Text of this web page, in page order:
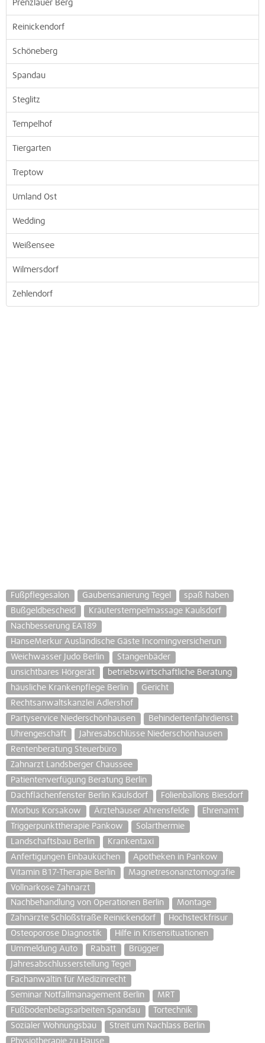
Prenzlauer Berg
Reinickendorf
Schöneberg
Spandau
Steglitz
Tempelhof
Tiergarten
Treptow
Umland Ost
Wedding
Weißensee
Wilmersdorf
Zehlendorf
Fußpflegesalon Gaubensanierung Tegel
spaß haben
Bußgeldbescheid
Kräuterstempelmassage Kaulsdorf
Nachbesserung EA189
HanseMerkur Ausländische Gäste Incomingversicherun
Weichwasser Judo Berlin
Stangenbäder
unsichtbares Hörgerät
betriebswirtschaftliche Beratung
häusliche Krankenpflege Berlin
Gericht
Rechtsanwaltskanzlei Adlershof
Partyservice Niederschönhausen
Behindertenfahrdienst
Uhrengeschäft
Jahresabschlüsse Niederschönhausen
Rentenberatung Steuerbüro
Zahnarzt Landsberger Chaussee
Patientenverfügung Beratung Berlin
Dachflächenfenster Berlin Kaulsdorf
Folienballons Biesdorf
Morbus Korsakow
Ärztehäuser Ahrensfelde
Ehrenamt
Triggerpunkttherapie Pankow
Solarthermie
Landschaftsbau Berlin
Krankentaxi
Anfertigungen Einbauküchen
Apotheken in Pankow
Vitamin B17-Therapie Berlin
Magnetresonanztomografie
Vollnarkose Zahnarzt
Nachbehandlung von Operationen Berlin
Montage
Zahnärzte Schloßstraße Reinickendorf
Hochsteckfrisur
Osteoporose Diagnostik
Hilfe in Krisensituationen
Ummeldung Auto
Rabatt
Brügger
Jahresabschlusserstellung Tegel
Fachanwältin für Medizinrecht
Seminar Notfallmanagement Berlin
MRT
Fußbodenbelagsarbeiten Spandau
Tortechnik
Sozialer Wohnungsbau
Streit um Nachlass Berlin